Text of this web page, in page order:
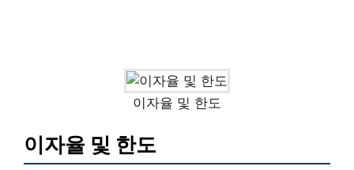
이자율 및 한도
이자율 및 한도